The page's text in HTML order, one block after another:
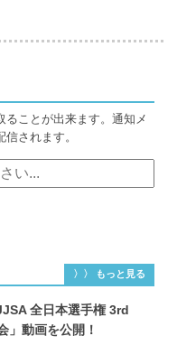
ことが出来ます。通知メ
されます。
〉〉 もっと見る
全日本選手権 3rd
」動画を公開！